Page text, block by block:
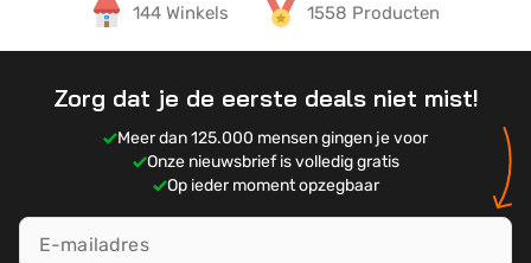
144 Winkels 1558 Producten
Zorg dat je de eerste deals niet mist!
Meer dan 125.000 mensen gingen je voor
Onze nieuwsbrief is volledig gratis
Op ieder moment opzegbaar